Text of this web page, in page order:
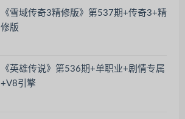
《雪域传奇3精修版》第537期+传奇3+精
修版
《英雄传说》第536期+单职业+剧情专属
+V8引擎